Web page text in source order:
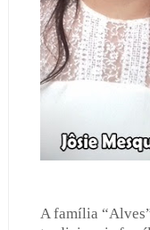
A família